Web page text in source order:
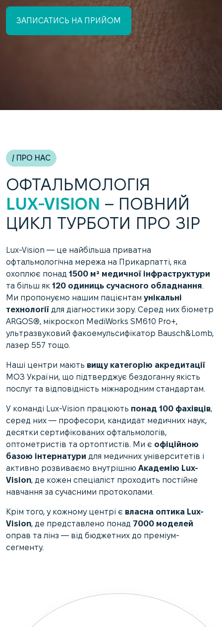
ЗАПИСАТИСЬ НА ПРИЙОМ
/ ПРО НАС
ОФТАЛЬМОЛОГІЯ
LUX-VISION – ПОВНИЙ
ЦИКЛ ТУРБОТИ ПРО ЗІР
Lux-Vision — це найбільша приватна
офтальмологічна мережа на Прикарпатті, яка
охоплює понад 1500 м² медичної інфраструктури
та більш як 120 одиниць сучасного обладнання.
Ми пропонуємо нашим пацієнтам унікальні
технології для діагностики зору. Серед них біометр
ARGOS®, мікроскоп MediWorks SM610 Pro+,
ультразвуковий факоемульсифікатор Bausch&Lomb,
лазер 557 тощо.
Наші центри мають вищу категорію акредитації
МОЗ України, що підтверджує бездоганну якість
послуг та відповідність міжнародним стандартам.
У команді Lux-Vision працюють понад 100 фахівців,
серед них — професори, кандидат медичних наук,
десятки сертифікованих офтальмологів,
оптометристів та ортоптистів. Ми є офіційною
базою інтернатури для медичних університетів і
активно розвиваємо внутрішню Академію Lux-
Vision, де кожен спеціаліст проходить постійне
навчання за сучасними протоколами.
Крім того, у кожному центрі є власна оптика Lux-
Vision, де представлено понад 7000 моделей
оправ та лінз — від бюджетних до преміум-
сегменту.